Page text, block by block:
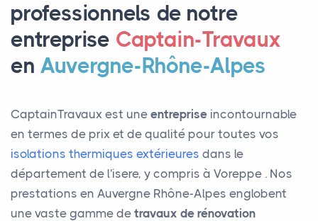
professionnels de notre
entreprise Captain-Travaux
enAuvergne-Rhône-Alpes
CaptainTravaux est une entreprise incontournable
en termes de prix et de qualité pour toutes vos
isolations thermiques extérieures dans le
département de l'isere, y compris à Voreppe . Nos
prestations en Auvergne Rhône-Alpes englobent
une vaste gamme de travaux de rénovation